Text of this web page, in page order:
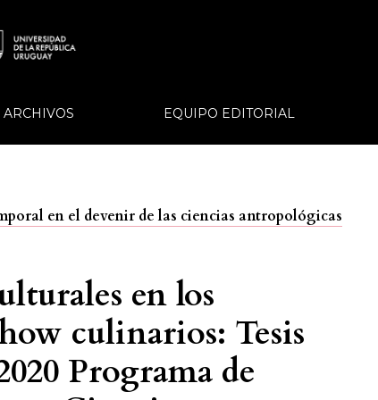
ARCHIVOS EQUIPO EDITORIAL
en el devenir de las ciencias antropológicas
en los
culinarios: Tesis
Programa de